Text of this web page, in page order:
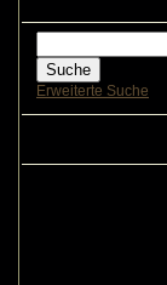
Erweiterte Suche